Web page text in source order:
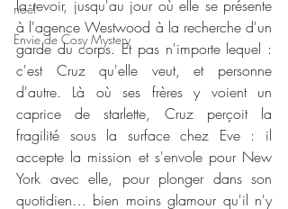
noêl
Envie de Cosy Mystery
la revoir, jusqu'au jour où elle se présente
à l'agence Westwood à la recherche d'un
garde du corps. Et pas n'importe lequel :
c'est Cruz qu'elle veut, et personne
d'autre. Là où ses frères y voient un
caprice de starlette, Cruz perçoit la
fragilité sous la surface chez Eve : il
accepte la mission et s'envole pour New
York avec elle, pour plonger dans son
quotidien… bien moins glamour qu'il n'y